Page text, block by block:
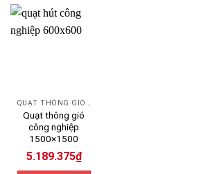
Quạt thông gió
công nghiệp
1500×1500
5.189.375₫